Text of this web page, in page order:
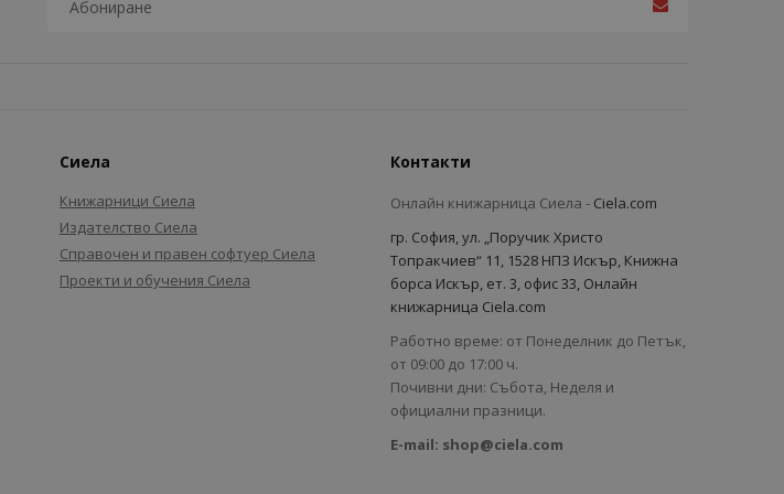
Сиела
Книжарници Сиела
Издателство Сиела
Справочен и правен софтуер Сиела
Проекти и обучения Сиела
Контакти
Онлайн книжарница Сиела - Ciela.com
гр. София, ул. „Поручик Христо
Топракчиев“ 11, 1528 НПЗ Искър, Книжна
борса Искър, ет. 3, офис 33, Онлайн
книжарница Ciela.com
Работно време: от Понеделник до Петък,
от 09:00 до 17:00 ч.
Почивни дни: Събота, Неделя и
официални празници.
E-mail: shop@ciela.com